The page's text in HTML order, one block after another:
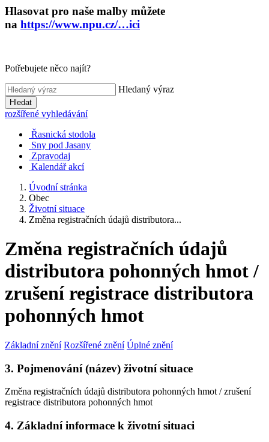
Hlasovat pro naše malby můžete
na https://www.npu.cz/…ici
Potřebujete něco najít?
Hledaný výraz
Hledat
rozšířené vyhledávání
Řasnická stodola
Sny pod Jasany
Zpravodaj
Kalendář akcí
Úvodní stránka
Obec
Životní situace
Změna registračních údajů distributora...
Změna registračních údajů
distributora pohonných hmot /
zrušení registrace distributora
pohonných hmot
Základní znění Rozšířené znění Úplné znění
3. Pojmenování (název) životní situace
Změna registračních údajů distributora pohonných hmot / zrušení
registrace distributora pohonných hmot
4. Základní informace k životní situaci